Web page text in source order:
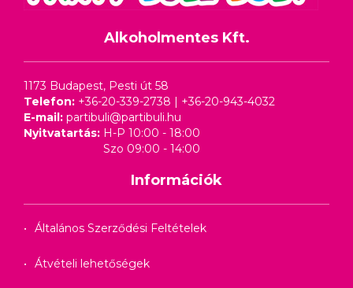
Alkoholmentes Kft.
1173 Budapest, Pesti út 58
Telefon: +36-20-339-2738 | +36-20-943-4032
E-mail: partibuli@partibuli.hu
Nyitvatartás: H-P 10:00 - 18:00
Szo 09:00 - 14:00
Információk
Általános Szerződési Feltételek
Átvételi lehetőségek